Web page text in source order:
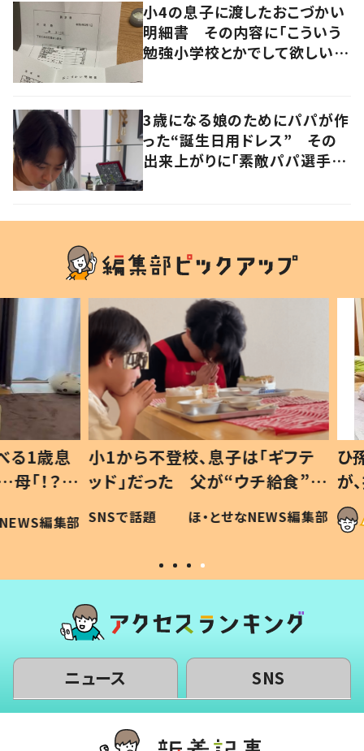
小4の息子に渡したおこづかい
明細書 その内容に「こういう
勉強小学校とかでして欲しい」
3歳になる娘のためにパパが作
った“誕生日用ドレス” その
出来上がりに「素敵パパ選手権
歳息
？」
編集部
小1から不登校、息子は「ギフテ
ッド」だった 父が“ウチ給食”を
作り続ける理由とは #令和の親
#令和の子
SNSで話題 ほ・とせなNEWS編集部
ひ孫
が、
「涙
い」
ニュース SNS